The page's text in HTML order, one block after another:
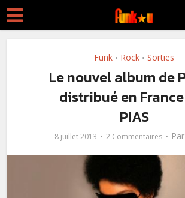
Funk • Rock • Sorties
Le nouvel album de
distribué en
PIAS
8 juillet 2013 2 Commentaires Par